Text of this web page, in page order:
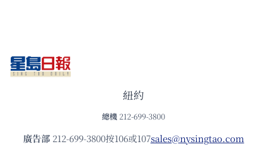
紐約
總機 212-699-3800
廣告部212-699-3800按106或107sales@nysingtao.com